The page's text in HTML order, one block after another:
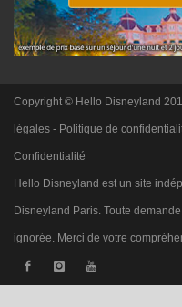
Copyright © Hello Disneyland
légales - Politique de
Confidentialité
Hello Disneyland est un site
Disneyland Paris. Toute
ignorée. Merci de votre